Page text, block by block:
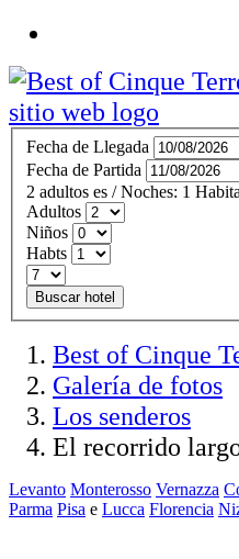
Fecha de Llegada
Fecha de Partida
2 adultos es / Noches: 1
Adultos
Niños
Habts
Buscar hotel
Best of Cinque
Galería de fotos
Los senderos
El recorrido
Levanto Monterosso Vernazza
Parma Pisa e Lucca Florencia